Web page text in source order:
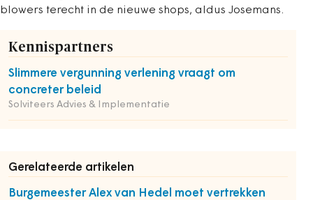
blowers terecht in de nieuwe shops, aldus Josemans.
Kennispartners
Slimmere vergunning verlening vraagt om
concreter beleid
Solviteers Advies & Implementatie
Gerelateerde artikelen
Burgemeester Alex van Hedel moet vertrekken